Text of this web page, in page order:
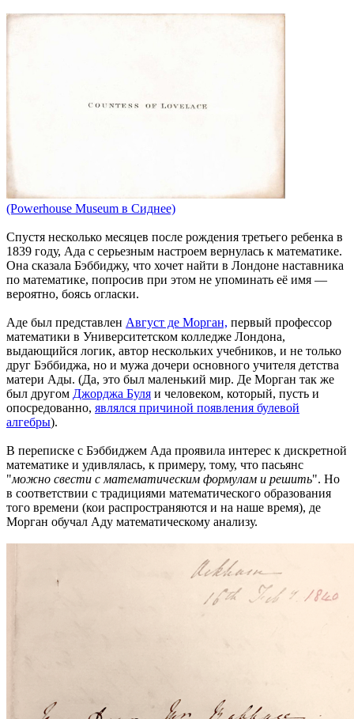
(Powerhouse Museum в Сиднее)
Спустя несколько месяцев после рождения третьего ребенка в
1839 году, Ада с серьезным настроем вернулась к математике.
Она сказала Бэббиджу, что хочет найти в Лондоне наставника
по математике, попросив при этом не упоминать её имя —
вероятно, боясь огласки.
Аде был представлен Август де Морган, первый профессор
математики в Университетском колледже Лондона,
выдающийся логик, автор нескольких учебников, и не только
друг Бэббиджа, но и мужа дочери основного учителя детства
матери Ады. (Да, это был маленький мир. Де Морган так же
был другом Джорджа Буля и человеком, который, пусть и
опосредованно, являлся причиной появления булевой
алгебры).
В переписке с Бэббиджем Ада проявила интерес к дискретной
математике и удивлялась, к примеру, тому, что пасьянс
"можно свести с математическим формулам и решить". Но
в соответствии с традициями математического образования
того времени (кои распространяются и на наше время), де
Морган обучал Аду математическому анализу.